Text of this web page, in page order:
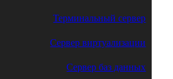
Терминальный сервер
Сервер виртуализации
Сервер баз данных